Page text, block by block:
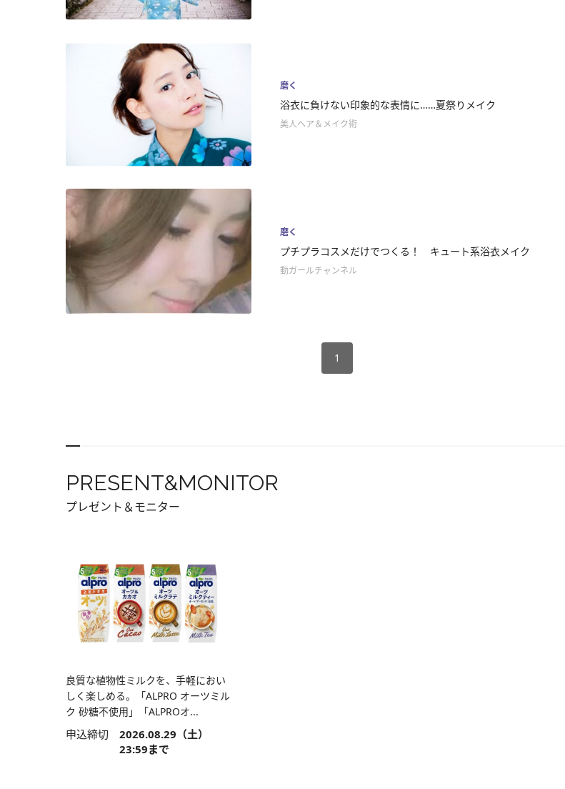
磨く
浴衣に負けない印象的な表情に……夏祭りメイク
美人ヘア＆メイク術
磨く
プチプラコスメだけでつくる！ キュート系浴衣メイク
動ガールチャンネル
1
PRESENT&MONITOR
プレゼント＆モニター
良質な植物性ミルクを、手軽におい
しく楽しめる。「ALPRO オーツミル
ク 砂糖不使用」「ALPROオ...
申込締切 2026.08.29（土）
23:59まで